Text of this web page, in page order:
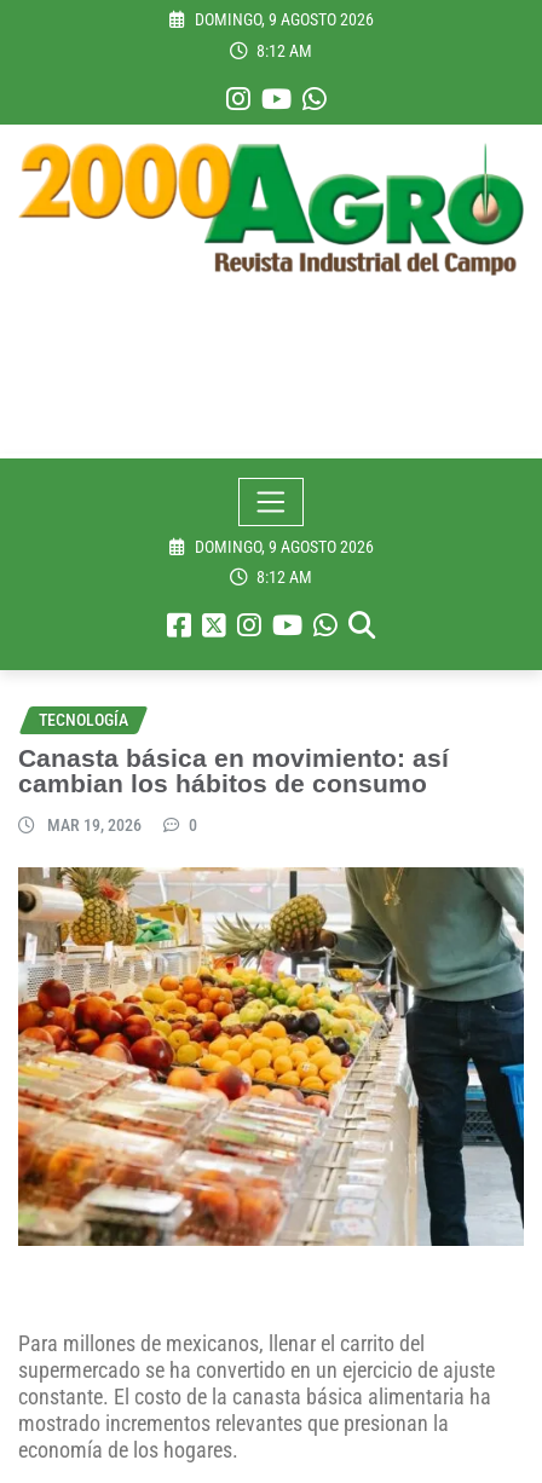
DOMINGO, 9 AGOSTO 2026
8:12 AM
DOMINGO, 9 AGOSTO 2026
8:12 AM
TECNOLOGÍA
Canasta básica en movimiento: así
cambian los hábitos de consumo
MAR 19, 2026 0
Para millones de mexicanos, llenar el carrito del
supermercado se ha convertido en un ejercicio de ajuste
constante. El costo de la canasta básica alimentaria ha
mostrado incrementos relevantes que presionan la
economía de los hogares.